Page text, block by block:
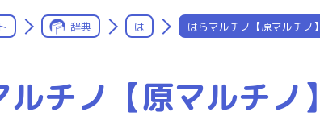
辞典 は はらマルチノ【原マルチノ】
チノ【原マルチノ】